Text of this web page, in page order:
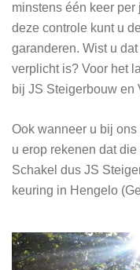
minstens één keer
deze controle kunt u
garanderen. Wist u
verplicht is? Voor het
bij JS Steigerbouw en
Ook wanneer u bij
u erop rekenen dat
Schakel dus JS
keuring in Hengelo